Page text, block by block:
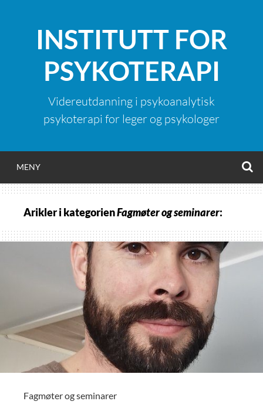
INSTITUTT FOR
PSYKOTERAPI
Videreutdanning i psykoanalytisk
psykoterapi for leger og psykologer
MENY
Arikler i kategorienFagmøter og seminarer:
Fagmøter og seminarer